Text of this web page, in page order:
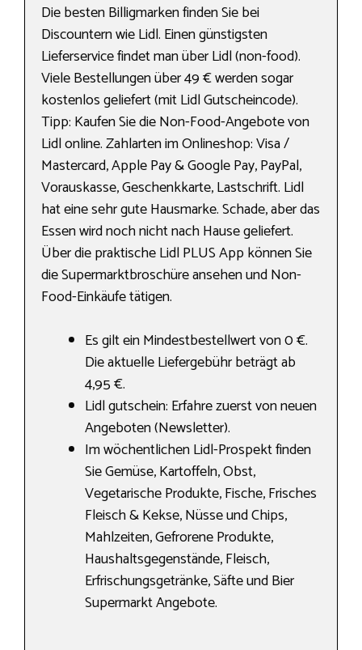
Die besten Billigmarken finden Sie bei
Discountern wie Lidl. Einen günstigsten
Lieferservice findet man über Lidl (non-food).
Viele Bestellungen über 49 € werden sogar
kostenlos geliefert (mit Lidl Gutscheincode).
Tipp: Kaufen Sie die Non-Food-Angebote von
Lidl online. Zahlarten im Onlineshop: Visa /
Mastercard, Apple Pay & Google Pay, PayPal,
Vorauskasse, Geschenkkarte, Lastschrift. Lidl
hat eine sehr gute Hausmarke. Schade, aber das
Essen wird noch nicht nach Hause geliefert.
Über die praktische Lidl PLUS App können Sie
die Supermarktbroschüre ansehen und Non-
Food-Einkäufe tätigen.
Es gilt ein Mindestbestellwert von 0 €.
Die aktuelle Liefergebühr beträgt ab
4,95 €.
Lidl gutschein: Erfahre zuerst von neuen
Angeboten (Newsletter).
Im wöchentlichen Lidl-Prospekt finden
Sie Gemüse, Kartoffeln, Obst,
Vegetarische Produkte, Fische, Frisches
Fleisch & Kekse, Nüsse und Chips,
Mahlzeiten, Gefrorene Produkte,
Haushaltsgegenstände, Fleisch,
Erfrischungsgetränke, Säfte und Bier
Supermarkt Angebote.